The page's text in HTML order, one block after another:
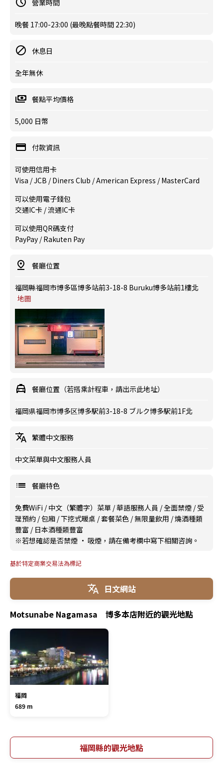
營業時間
晚餐 17:00-23:00 (最晚點餐時間 22:30)
休息日
全年無休
餐點平均價格
5,000 日幣
付款資訊
可使用信用卡
Visa / JCB / Diners Club / American Express / MasterCard
可以使用電子錢包
交通IC卡 / 流通IC卡
可以使用QR碼支付
PayPay / Rakuten Pay
餐廳位置
福岡縣福岡市博多區博多站前3-18-8 Buruku博多站前1樓北
地圖
餐廳位置（若搭乘計程車，請出示此地址）
福岡県福岡市博多区博多駅前3-18-8 ブルク博多駅前1F北
繁體中文服務
中文菜單與中文服務人員
餐廳特色
免費WiFi /中文（繁體字）菜單 /華語服務人員 /全面禁煙 /受
理預約 /包廂 /下挖式暖桌 /套餐菜色 /無限量飲用 /燒酒種類
豐富 / 日本酒種類豐富
※若想確認是否禁煙 · 吸煙，請在備考欄中寫下相關咨詢。
基於特定商業交易法為標記
日文網站
Motsunabe Nagamasa 博多本店附近的觀光地點
福岡
689 m
福岡縣的觀光地點